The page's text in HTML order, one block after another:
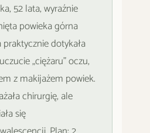
52 lata, wyraźnie
powieka górna
praktycznie dotykała
„ciężaru" oczu,
z makijażem powiek.
chirurgię, ale
się